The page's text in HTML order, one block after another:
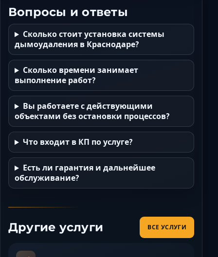
Вопросы и ответы
Сколько стоит установка системы
дымоудаления в Краснодаре?
Сколько времени занимает
выполнение работ?
Вы работаете с действующими
объектами без остановки процессов?
Что входит в КП по услуге?
Есть ли гарантия и дальнейшее
обслуживание?
Другие услуги ВСЕ УСЛУГИ